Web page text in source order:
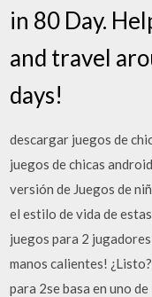
in 80 Day.
and travel
days!
descargar juegos de
juegos de chicas
versión de Juegos de
el estilo de vida de
juegos para 2
manos calientes!
para 2se basa en uno